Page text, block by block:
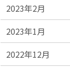
2023年2月
2023年1月
2022年12月